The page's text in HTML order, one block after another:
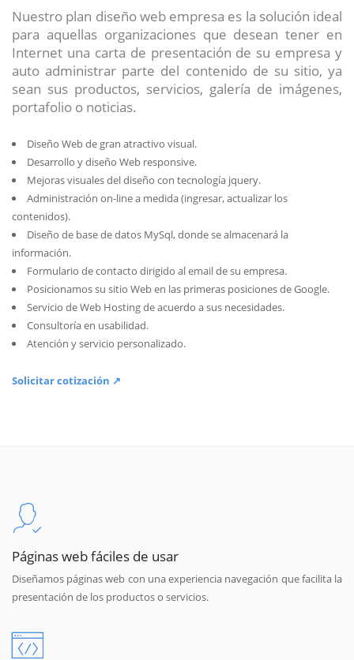
Nuestro plan diseño web empresa es la solución ideal
para aquellas organizaciones que desean tener en
Internet una carta de presentación de su empresa y
auto administrar parte del contenido de su sitio, ya
sean sus productos, servicios, galería de imágenes,
portafolio o noticias.
Diseño Web de gran atractivo visual.
Desarrollo y diseño Web responsive.
Mejoras visuales del diseño con tecnología jquery.
Administración on-line a medida (ingresar, actualizar los
contenidos).
Diseño de base de datos MySql, donde se almacenará la
información.
Formulario de contacto dirigido al email de su empresa.
Posicionamos su sitio Web en las primeras posiciones de Google.
Servicio de Web Hosting de acuerdo a sus necesidades.
Consultoría en usabilidad.
Atención y servicio personalizado.
Solicitar cotización ↗
Páginas web fáciles de usar
Diseñamos páginas web con una experiencia navegación que facilita la
presentación de los productos o servicios.